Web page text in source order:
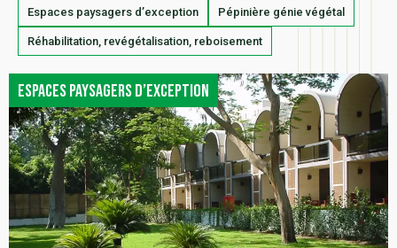
Espaces paysagers d’exception Pépinière génie végétal
Réhabilitation, revégétalisation, reboisement
Espaces paysagers d’exception